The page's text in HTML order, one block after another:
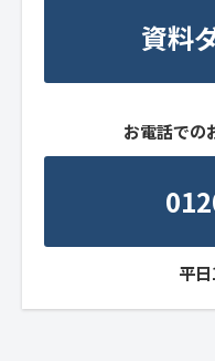
資料
お電話での
平